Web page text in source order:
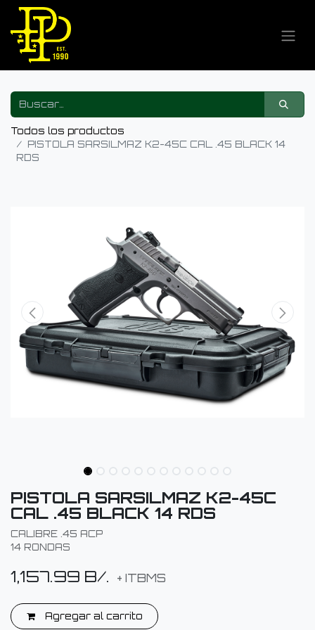
Todos los productos
PISTOLA SARSILMAZ K2-45C CAL .45 BLACK 14
RDS
PISTOLA SARSILMAZ K2-45C
CAL .45 BLACK 14 RDS
CALIBRE .45 ACP
14 RONDAS
1,157.99 B/. + ITBMS
Agregar al carrito